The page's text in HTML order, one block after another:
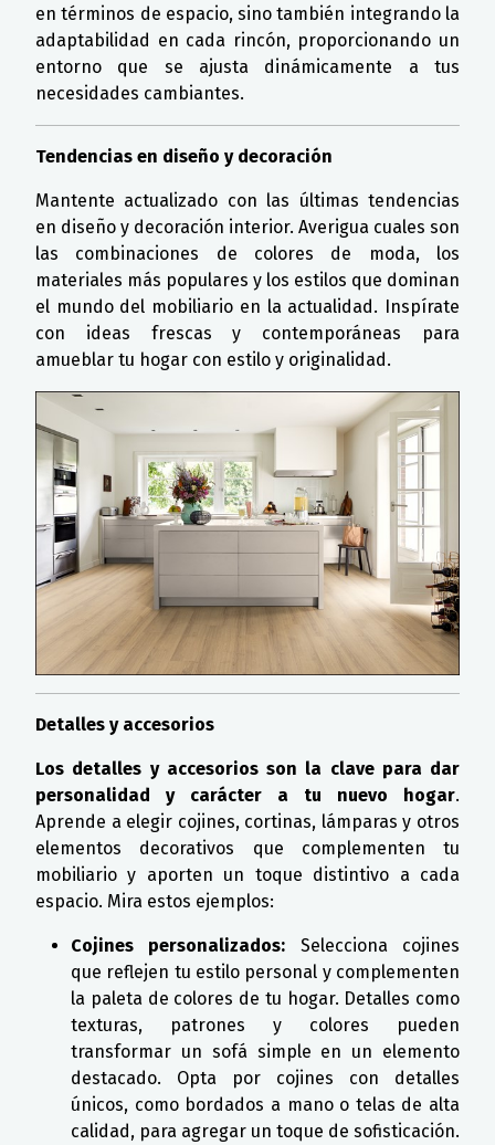
en términos de espacio, sino también integrando la
adaptabilidad en cada rincón, proporcionando un
entorno que se ajusta dinámicamente a tus
necesidades cambiantes.
Tendencias en diseño y decoración
Mantente actualizado con las últimas tendencias
en diseño y decoración interior. Averigua cuales son
las combinaciones de colores de moda, los
materiales más populares y los estilos que dominan
el mundo del mobiliario en la actualidad. Inspírate
con ideas frescas y contemporáneas para
amueblar tu hogar con estilo y originalidad.
Detalles y accesorios
Los detalles y accesorios son la clave para dar
personalidad y carácter a tu nuevo hogar.
Aprende a elegir cojines, cortinas, lámparas y otros
elementos decorativos que complementen tu
mobiliario y aporten un toque distintivo a cada
espacio. Mira estos ejemplos:
Cojines personalizados: Selecciona cojines
que reflejen tu estilo personal y complementen
la paleta de colores de tu hogar. Detalles como
texturas, patrones y colores pueden
transformar un sofá simple en un elemento
destacado. Opta por cojines con detalles
únicos, como bordados a mano o telas de alta
calidad, para agregar un toque de sofisticación.